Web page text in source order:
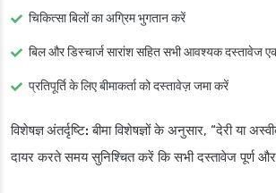
चिकित्सा बिलों का अग्रिम भुगतान करें
बिल और डिस्चार्ज सारांश सहित सभी आवश्यक दस्तावेज
प्रतिपूर्ति के लिए बीमाकर्ता को दस्तावेज़ जमा करें
विशेषज्ञ अंतर्दृष्टि: बीमा विशेषज्ञों के अनुसार, “देरी या
दायर करते समय सुनिश्चित करें कि सभी दस्तावेज पूर्ण